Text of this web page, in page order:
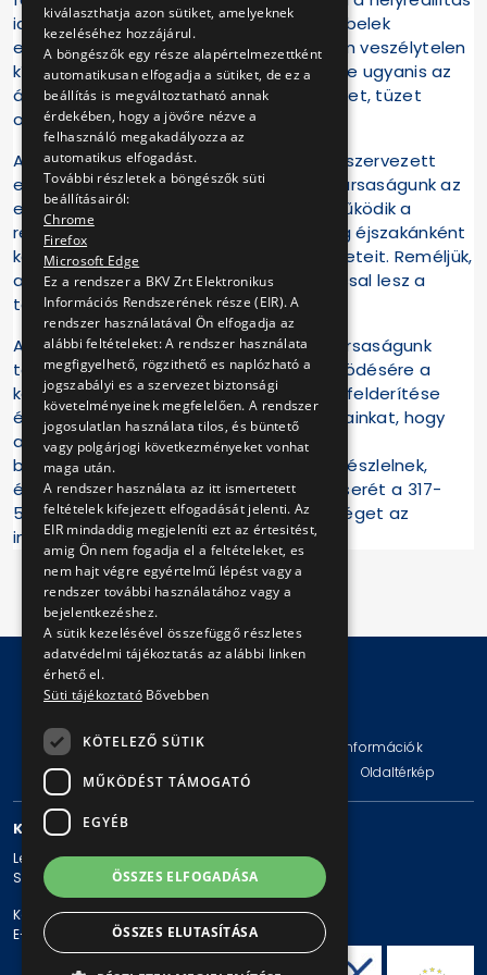
időtartamára. A feszültség alatt álló kábelek
eltulajdonítása a tettesek számára sem veszélytelen
kísérlet, az egyenáramú hálózat érintése ugyanis az
áramütésen kívül súlyos égési sérüléseket, tüzet
okozhat.
A kábellopások kivitelezése speciálisan szervezett
elkövetői körre utal. Ennek érdekében Társaságunk az
esetek felderítése érdekében együttműködik a
rendőrséggel, megelőzés céljából pedig éjszakánként
kémvillamosokkal is ellenőrzi a BKV területeit. Reméljük,
a legutóbbi bírói ítélet elrettentő hatással lesz a
további lopási kísérletekre is.
A rendőrség közreműködése mellett Társaságunk
továbbra is számít utasaink együttműködésére a
kábellopások megakadályozása, illetve felderítése
érdekében. Ezúton is kérjük kedves utasainkat, hogy
amennyiben a BKV vezetékhálózatán
bűncselekményre utaló tevékenységet észlelnek,
értesítsék azonnal a BKV Zrt. fődiszpécserét a 317-
5166-os telefonszámon vagy a rendőrséget az
ingyenesen hívható 112-es számon.
Impresszum Jogi nyilatkozat
Technikai információk
Adatvédelmi politika és tájékoztatások
Oldaltérkép
KAPCSOLAT
Levelezési cím: 1980 Budapest, Pf. 11.
Székhely: 1980 Budapest, Akácfa u. 15.
Központi telefonszám: + 36 1 461-65-00
E-mail cím: bkv@bkv.hu
kiválaszthatja azon sütiket, amelyeknek
kezeléséhez hozzájárul.
A böngészők egy része alapértelmezettként
automatikusan elfogadja a sütiket, de ez a
beállítás is megváltoztatható annak
érdekében, hogy a jövőre nézve a
felhasználó megakadályozza az
automatikus elfogadást.
További részletek a böngészők süti
beállításairól:
Chrome
Firefox
Microsoft Edge
Ez a rendszer a BKV Zrt Elektronikus
Információs Rendszerének része (EIR). A
rendszer használatával Ön elfogadja az
alábbi feltételeket: A rendszer használata
megfigyelhető, rögzithető es naplózható a
jogszabályi es a szervezet biztonsági
követelményeinek megfelelően. A rendszer
jogosulatlan használata tilos, és büntető
vagy polgárjogi következményeket vonhat
maga után.
A rendszer használata az itt ismertetett
feltételek kifejezett elfogadását jelenti. Az
EIR mindaddig megjeleníti ezt az értesitést,
amig Ön nem fogadja el a feltételeket, es
nem hajt végre egyértelmű lépést vagy a
rendszer további használatához vagy a
bejelentkezéshez.
A sütik kezelésével összefüggő részletes
adatvédelmi tájékoztatás az alábbi linken
érhető el.
Süti tájékoztató Bővebben
KÖTELEZŐ SÜTIK
MŰKÖDÉST TÁMOGATÓ
EGYÉB
ÖSSZES ELFOGADÁSA
ÖSSZES ELUTASÍTÁSA